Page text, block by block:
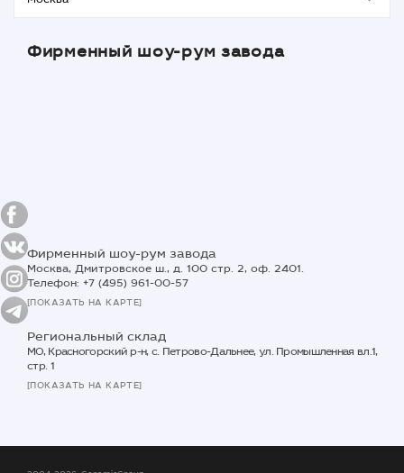
Фирменный шоу-рум завода
Фирменный шоу-рум завода
Москва, Дмитровское ш., д. 100 стр. 2, оф. 2401.
Телефон: +7 (495) 961-00-57
[ПОКАЗАТЬ НА КАРТЕ]
Региональный склад
МО, Красногорский р-н, с. Петрово-Дальнее, ул. Промышленная вл.1,
стр. 1
[ПОКАЗАТЬ НА КАРТЕ]